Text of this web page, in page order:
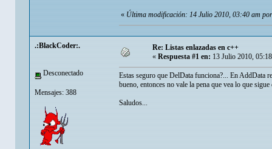
«Última modificación: 14 Julio 2010, 03:40 am
.:BlackCoder:.
Desconectado
Mensajes: 388
Re: Listas enlazadas en c++
« Respuesta #1 en: 13 Julio 2010,
Estas seguro que DelData funciona?... En AddData
bueno, entonces no vale la pena que vea lo que sigue
Saludos...